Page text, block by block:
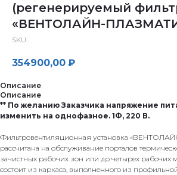
(регенерируемый
«ВЕНТОЛАЙН-
SKU:
354900,00 ₽
Описание
Описание
** По желанию Заказчика напряжение
изменить на однофазное. 1Ф, 220 В.
Фильтровентиляционная установка
рассчитана на обслуживание порталов
зачистных рабочих зон или до четырех рабочих
состоит из каркаса, выполненного из